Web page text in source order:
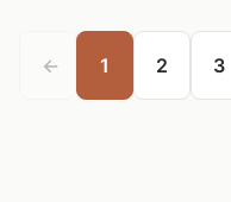
← 1 2 3